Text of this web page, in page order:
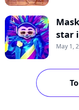
star
May 1,